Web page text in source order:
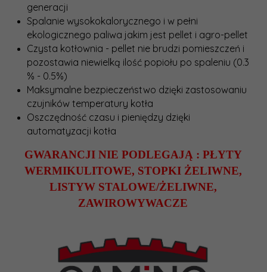
generacji
Spalanie wysokokalorycznego i w pełni
ekologicznego paliwa jakim jest pellet i agro-pellet
Czysta kotłownia - pellet nie brudzi pomieszczeń i
pozostawia niewielką ilość popiołu po spaleniu (0.3
% - 0.5%)
Maksymalne bezpieczeństwo dzięki zastosowaniu
czujników temperatury kotła
Oszczędność czasu i pieniędzy dzięki
automatyzacji kotła
GWARANCJI NIE PODLEGAJĄ : PŁYTY
WERMIKULITOWE, STOPKI ŻELIWNE,
LISTYW STALOWE/ŻELIWNE,
ZAWIROWYWACZE